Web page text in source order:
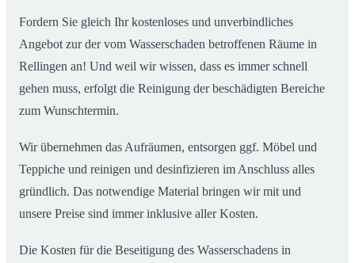
Fordern Sie gleich Ihr kostenloses und unverbindliches
Angebot zur der vom Wasserschaden betroffenen Räume in
Rellingen an! Und weil wir wissen, dass es immer schnell
gehen muss, erfolgt die Reinigung der beschädigten Bereiche
zum Wunschtermin.
Wir übernehmen das Aufräumen, entsorgen ggf. Möbel und
Teppiche und reinigen und desinfizieren im Anschluss alles
gründlich. Das notwendige Material bringen wir mit und
unsere Preise sind immer inklusive aller Kosten.
Die Kosten für die Beseitigung des Wasserschadens in